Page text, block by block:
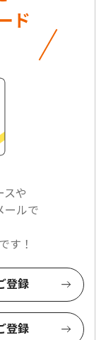
ド
スや
ールで
す！
登録
登録